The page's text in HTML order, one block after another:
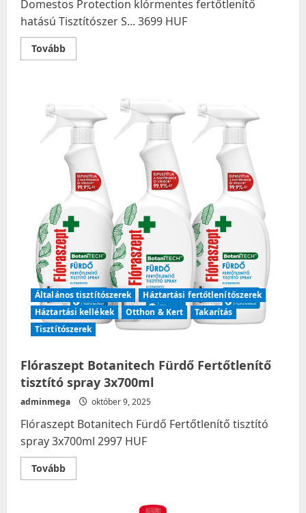
Domestos Protection klórmentes fertőtlenítő
hatású Tisztítószer S... 3699 HUF
TovábbRead
more
hatású
Tisztítószer
S…
Általános tisztítószerek
Háztartási fertőtlenítőszerek
Háztartási kellékek
Otthon & Kert
Takarítás
Tisztítószerek
Flóraszept Botanitech Fürdő Fertőtlenítő
tisztító spray 3x700ml
adminmega október 9, 2025
Flóraszept Botanitech Fürdő Fertőtlenítő tisztító
spray 3x700ml 2997 HUF
TovábbRead
more